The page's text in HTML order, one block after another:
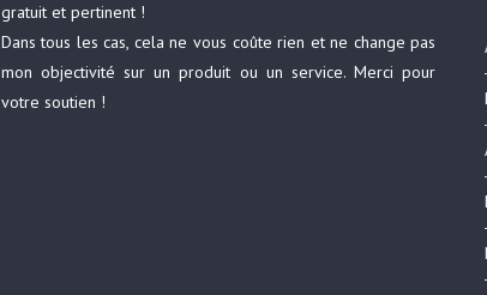
gratuit et pertinent !
Dans tous les cas, cela ne vous coûte rien et ne change pas
mon objectivité sur un produit ou un service. Merci pour
votre soutien !